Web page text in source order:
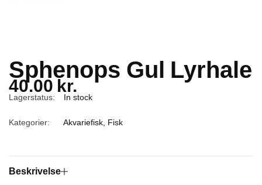
Sphenops Gul Lyrhale
40.00 kr.
Lagerstatus: In stock
Kategorier: Akvariefisk Fisk
Beskrivelse